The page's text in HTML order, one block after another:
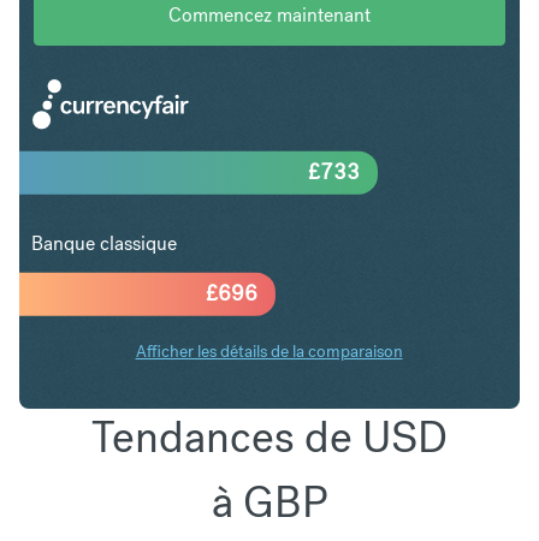
Commencez maintenant
£696
£733
Banque classique
Afficher les détails de la comparaison
Tendances de USD
à GBP